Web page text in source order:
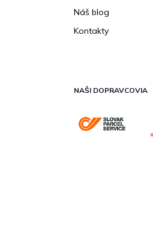
Náš blog
Kontakty
NAŠI DOPRAVCOVIA